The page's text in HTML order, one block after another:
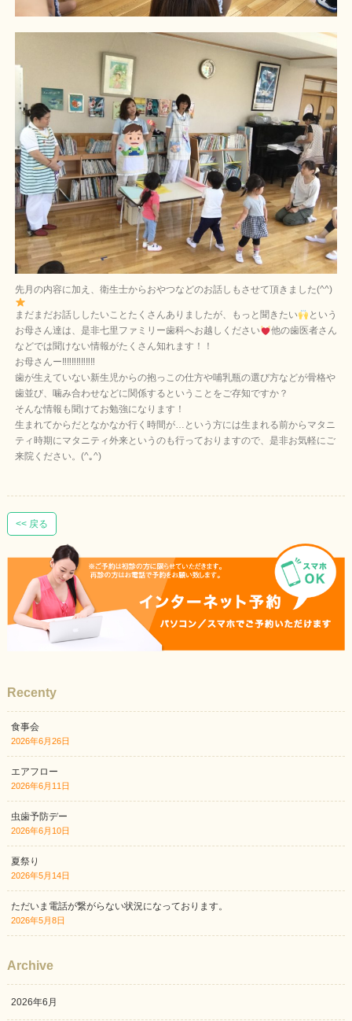
先月の内容に加え、衛生士からおやつなどのお話しもさせて頂きました(^^)
まだまだお話ししたいことたくさんありましたが、もっと聞きたい
という
お母さん達は、是非七里ファミリー歯科へお越しください
他の歯医者さん
などでは聞けない情報がたくさん知れます！！
お母さんー‼︎‼︎‼︎‼︎‼︎‼︎‼︎
歯が生えていない新生児からの抱っこの仕方や哺乳瓶の選び方などが骨格や
歯並び、噛み合わせなどに関係するということをご存知ですか？
そんな情報も聞けてお勉強になります！
生まれてからだとなかなか行く時間が…という方には生まれる前からマタニ
ティ時期にマタニティ外来というのも行っておりますので、是非お気軽にご
来院ください。(^｡^)
<< 戻る
Recenty
食事会
2026年6月26日
エアフロー
2026年6月11日
虫歯予防デー
2026年6月10日
夏祭り
2026年5月14日
ただいま電話が繋がらない状況になっております。
2026年5月8日
Archive
2026年6月